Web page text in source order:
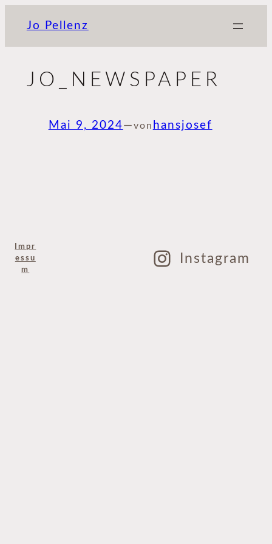
Inhalt
springen
Jo Pellenz
JO_NEWSPAPER
Mai 9, 2024—von hansjosef
Impr
essu
m
Instagram